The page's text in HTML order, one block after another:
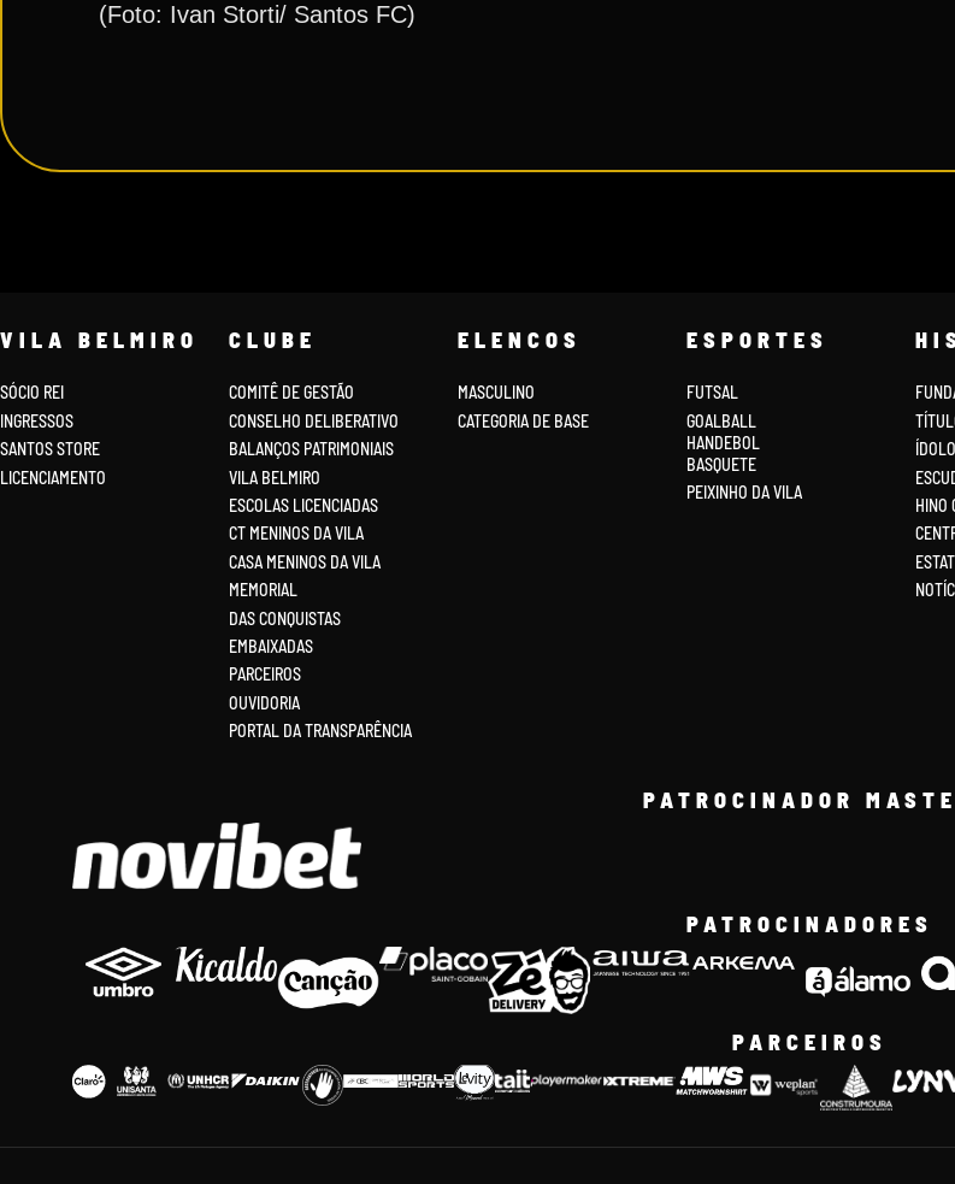
(Foto: Ivan Storti/ Santos FC)
VILA BELMIRO
SÓCIO REI
INGRESSOS
SANTOS STORE
LICENCIAMENTO
CLUBE
COMITÊ DE GESTÃO
CONSELHO DELIBERATIVO
BALANÇOS PATRIMONIAIS
VILA BELMIRO
ESCOLAS LICENCIADAS
CT MENINOS DA VILA
CASA MENINOS DA VILA
MEMORIAL
DAS CONQUISTAS
EMBAIXADAS
PARCEIROS
OUVIDORIA
PORTAL DA TRANSPARÊNCIA
ELENCOS
MASCULINO
CATEGORIA DE BASE
ESPORTES
FUTSAL
GOALBALL
HANDEBOL
BASQUETE
PEIXINHO DA VILA
HINO
PATROCINADOR
PATROCINADORES
PARCEIROS